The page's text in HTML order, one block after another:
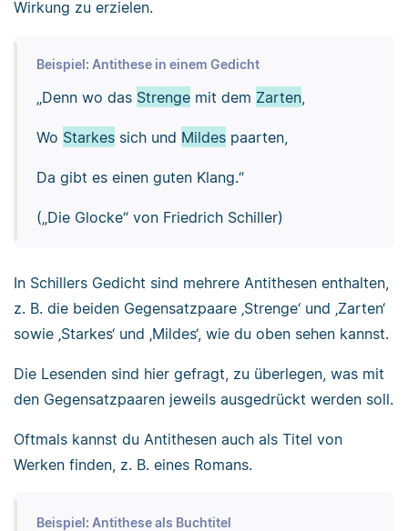
Wirkung zu erzielen.
Beispiel: Antithese in einem Gedicht
„Denn wo das Strengemit dem Zarten,
Wo Starkessich und Mildespaarten,
Da gibt es einen guten Klang.“
(„Die Glocke“ von Friedrich Schiller)
In Schillers Gedicht sind mehrere Antithesen enthalten,
z. B. die beiden Gegensatzpaare ‚Strenge‘ und ‚Zarten‘
sowie ‚Starkes‘ und ‚Mildes‘, wie du oben sehen kannst.
Die Lesenden sind hier gefragt, zu überlegen, was mit
den Gegensatzpaaren jeweils ausgedrückt werden soll.
Oftmals kannst du Antithesen auch als Titel von
Werken finden, z. B. eines Romans.
Beispiel: Antithese als Buchtitel